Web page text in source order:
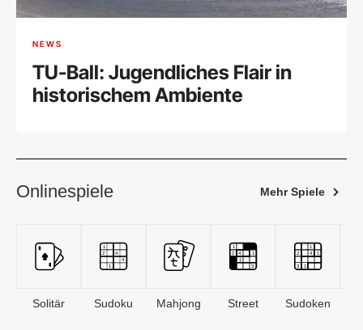
NEWS
TU-Ball: Jugendliches Flair in
historischem Ambiente
Onlinespiele Mehr Spiele
Solitär Sudoku Mahjong Street Sudoken